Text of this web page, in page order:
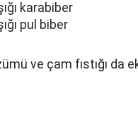
karabiber
pul biber
ve çam fıstığı da